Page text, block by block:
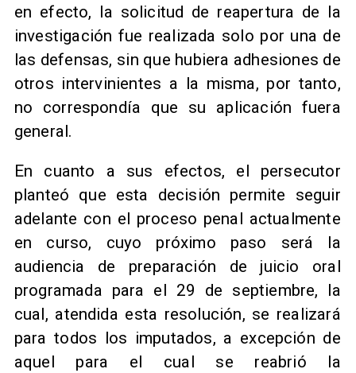
en efecto, la solicitud de reapertura de la
investigación fue realizada solo por una de
las defensas, sin que hubiera adhesiones de
otros intervinientes a la misma, por tanto,
no correspondía que su aplicación fuera
general.
​En cuanto a sus efectos, el persecutor
planteó que esta decisión permite seguir
adelante con el proceso penal actualmente
en curso, cuyo próximo paso será la
audiencia de preparación de juicio oral
programada para el 29 de septiembre, la
cual, atendida esta resolución, se realizará
para todos los imputados, a excepción de
aquel para el cual se reabrió la